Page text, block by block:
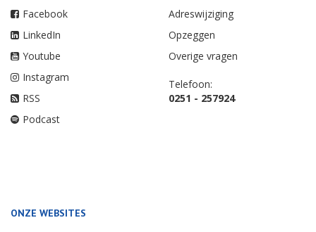
Facebook
LinkedIn
Youtube
Instagram
RSS
Podcast
Adreswijziging
Opzeggen
Overige vragen
Telefoon:
0251 - 257924
ONZE WEBSITES